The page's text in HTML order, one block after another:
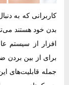
کاربرانی که به
برای از بین بردن
جمله قابلیت‌های